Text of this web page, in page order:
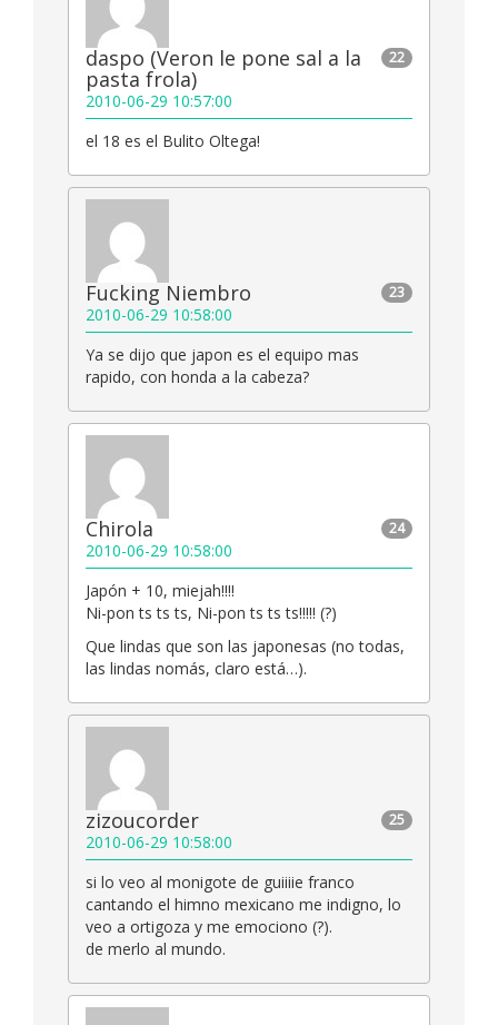
22
daspo (Veron le pone sal a la
pasta frola)
2010-06-29 10:57:00
el 18 es el Bulito Oltega!
23
Fucking Niembro
2010-06-29 10:58:00
Ya se dijo que japon es el equipo mas
rapido, con honda a la cabeza?
24
Chirola
2010-06-29 10:58:00
Japón + 10, miejah!!!!
Ni-pon ts ts ts, Ni-pon ts ts ts!!!!! (?)
Que lindas que son las japonesas (no todas,
las lindas nomás, claro está…).
25
zizoucorder
2010-06-29 10:58:00
si lo veo al monigote de guiiiie franco
cantando el himno mexicano me indigno, lo
veo a ortigoza y me emociono (?).
de merlo al mundo.